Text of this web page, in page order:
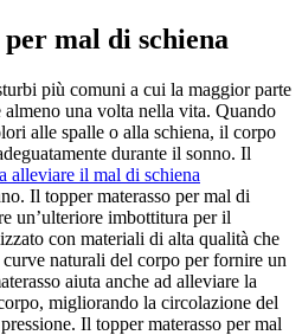
mal di schiena
più comuni a cui la maggior parte
una volta nella vita. Quando
alle spalle o alla schiena, il corpo
durante il sonno. Il
alleviare il mal di schiena
Il topper materasso per mal di
un’ulteriore imbottitura per il
con materiali di alta qualità che
naturali del corpo per fornire un
aiuta anche ad alleviare la
migliorando la circolazione del
Il topper materasso per mal